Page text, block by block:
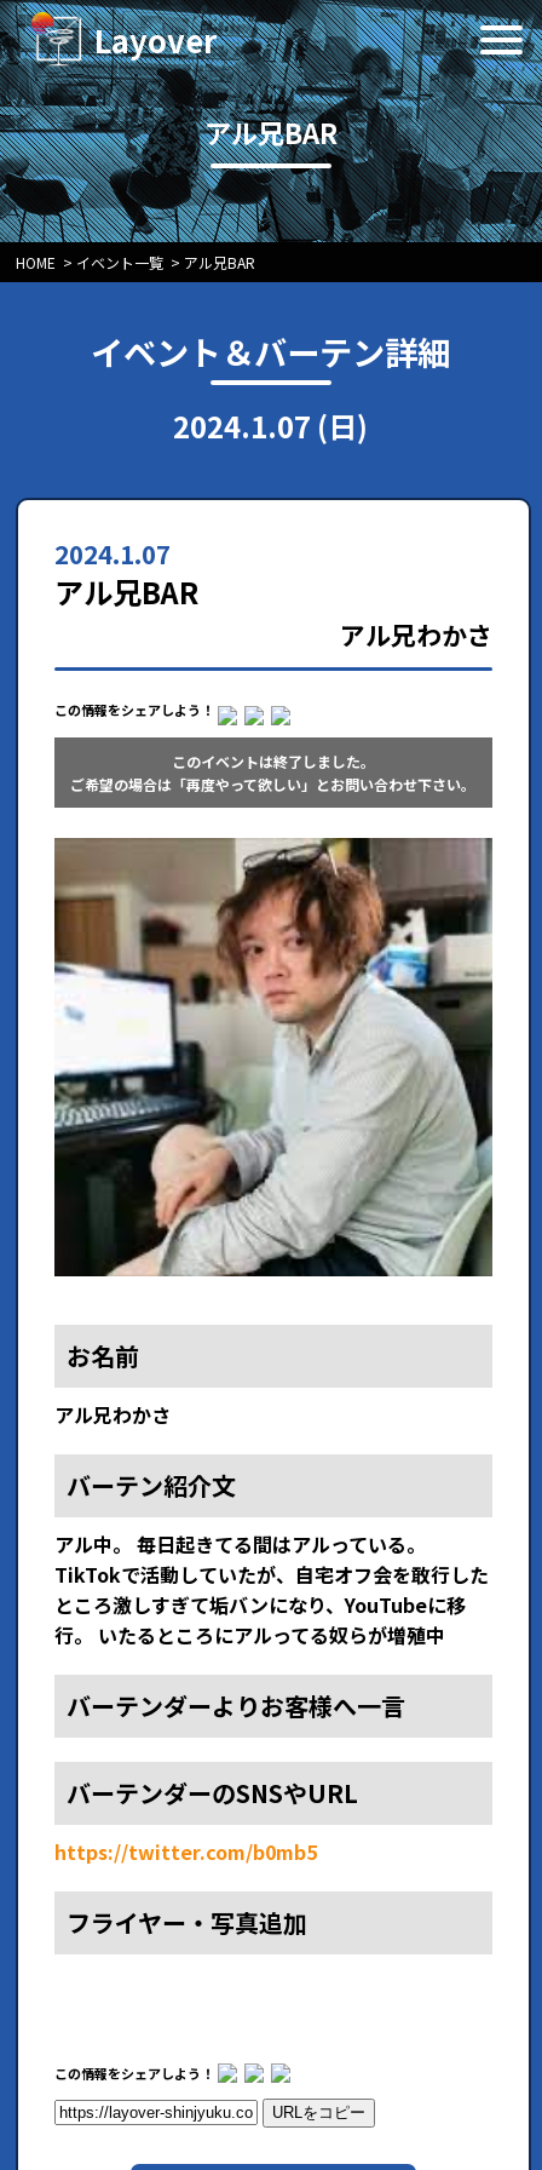
Layover
アル兄BAR
HOME > イベント一覧 > アル兄BAR
イベント＆バーテン詳細
2024.1.07 (日)
2024.1.07
アル兄BAR
アル兄わかさ
この情報をシェアしよう！
このイベントは終了しました。
ご希望の場合は「再度やって欲しい」とお問い合わせ下さい。
お名前
アル兄わかさ
バーテン紹介文
アル中。 毎日起きてる間はアルっている。
TikTokで活動していたが、自宅オフ会を敢行した
ところ激しすぎて垢バンになり、YouTubeに移
行。 いたるところにアルってる奴らが増殖中
バーテンダーよりお客様へ一言
バーテンダーのSNSやURL
https://twitter.com/b0mb5
フライヤー・写真追加
この情報をシェアしよう！
URLをコピー